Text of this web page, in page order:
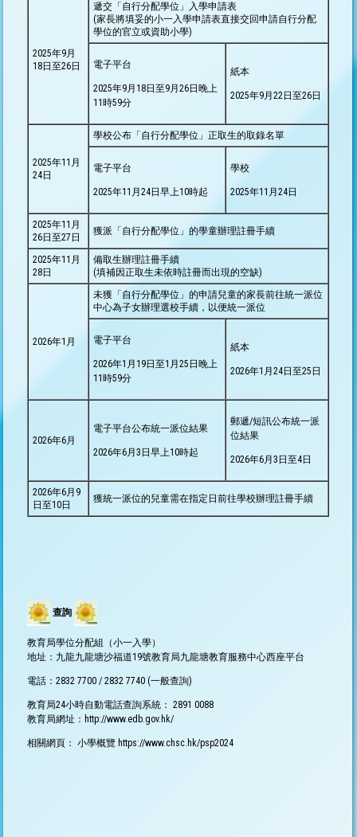
2025年9月
18日至26日
遞交「自行分配學位」入學申請表
(家長將填妥的小一入學申請表直接交回申請自行分配
學位的官立或資助小學)
電子平台
2025年9月18日至9月26日晚上
11時59分
紙本
2025年9月22日至26日
2025年11月
24日
學校公布「自行分配學位」正取生的取錄名單
電子平台
2025年11月24日早上10時起
學校
2025年11月24日
2025年11月
26日至27日
獲派「自行分配學位」的學童辦理註冊手續
2025年11月
28日
備取生辦理註冊手續
(填補因正取生未依時註冊而出現的空缺)
2026年1月
未獲「自行分配學位」的申請兒童的家長前往統一派位
中心為子女辦理選校手續，以便統一派位
電子平台
2026年1月19日至1月25日晚上
11時59分
紙本
2026年1月24日至25日
2026年6月
電子平台公布統一派位結果
2026年6月3日早上10時起
郵遞/短訊公布統一派
位結果
2026年6月3日至4日
2026年6月9
日至10日
獲統一派位的兒童需在指定日前往學校辦理註冊手續
查詢
教育局學位分配組（小一入學）
地址：九龍九龍塘沙福道19號教育局九龍塘教育服務中心西座平台
電話：2832 7700 / 2832 7740 (一般查詢)
教育局24小時自動電話查詢系統： 2891 0088
教育局網址： http://www.edb.gov.hk/
相關網頁： 小學概覽 https://www.chsc.hk/psp2024